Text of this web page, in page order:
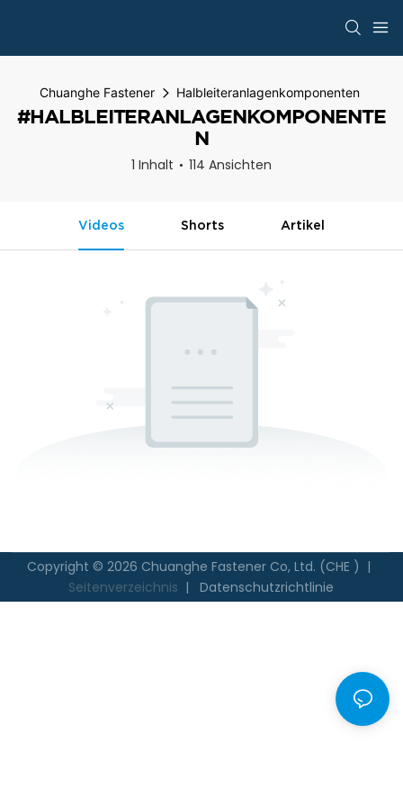
Chuanghe Fastener Halbleiteranlagenkomponenten
#HALBLEITERANLAGENKOMPONENTE
N
1 Inhalt
114 Ansichten
Videos Shorts Artikel
Copyright © 2026 Chuanghe Fastener Co, Ltd. (CHE ) |
Seitenverzeichnis | Datenschutzrichtlinie